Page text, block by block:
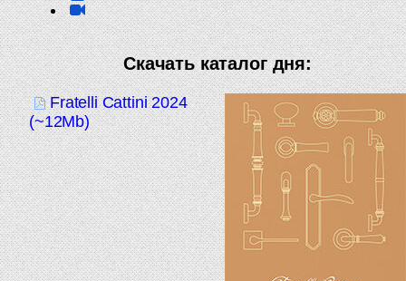
Скачать каталог дня:
Fratelli Cattini 2024
(~12Mb)